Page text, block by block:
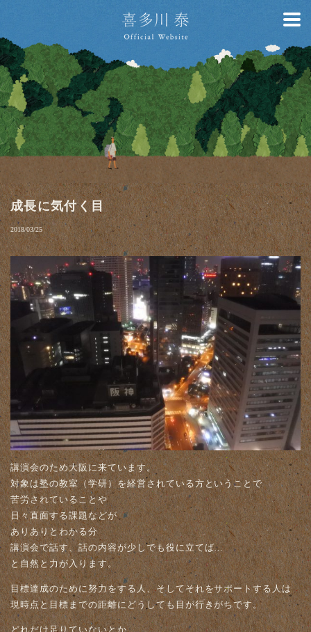
成長に気付く目
2018/03/25
講演会のため大阪に来ています。
対象は塾の教室（学研）を経営されている方ということで
苦労されていることや
日々直面する課題などが
ありありとわかる分
講演会で話す、話の内容が少しでも役に立てば…
と自然と力が入ります。
目標達成のために努力をする人、そしてそれをサポートする人は
現時点と目標までの距離にどうしても目が行きがちです。
どれだけ足りていないとか